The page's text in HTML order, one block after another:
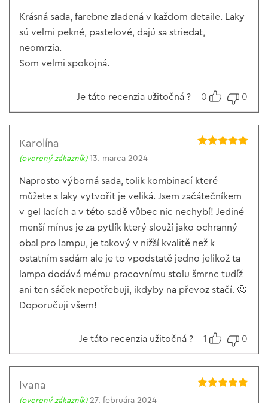
Krásná sada, farebne zladená v každom detaile. Laky
sú velmi pekné, pastelové, dajú sa striedat,
neomrzia.
Som velmi spokojná.
Je táto recenzia užitočná ? 0 0
Karolína
(overený zákazník) 13. marca 2024
Naprosto výborná sada, tolik kombinací které
můžete s laky vytvořit je veliká. Jsem začátečníkem
v gel lacích a v této sadě vůbec nic nechybí! Jediné
menší mínus je za pytlík který slouží jako ochranný
obal pro lampu, je takový v nižší kvalitě než k
ostatním sadám ale je to vpodstatě jedno jelikož ta
lampa dodává mému pracovnímu stolu šmrnc tudíž
ani ten sáček nepotřebuji, ikdyby na převoz stačí. 🙂
Doporučuji všem!
Je táto recenzia užitočná ? 1 0
Ivana
(overený zákazník) 27. februára 2024